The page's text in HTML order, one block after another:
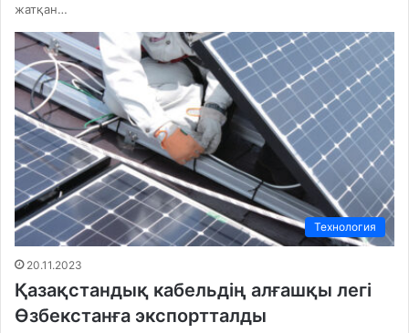
жатқан…
Технология
20.11.2023
Қазақстандық кабельдің алғашқы легі
Өзбекстанға экспортталды